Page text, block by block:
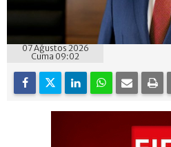
07 Ağustos 2026
Cuma 09:02